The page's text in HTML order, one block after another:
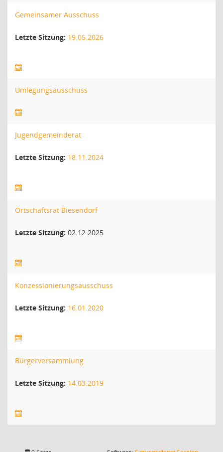
Gemeinsamer Ausschuss
Letzte Sitzung: 19.05.2026
Umlegungsausschuss
Jugendgemeinderat
Letzte Sitzung: 18.11.2024
Ortschaftsrat Biesendorf
Letzte Sitzung: 02.12.2025
Konzessionierungsausschuss
Letzte Sitzung: 16.01.2020
Bürgerversammlung
Letzte Sitzung: 14.03.2019